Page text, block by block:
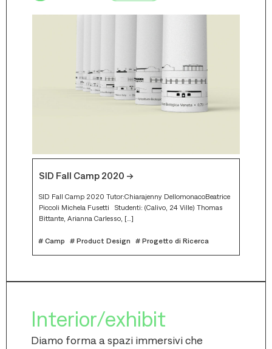
SID Fall Camp 2020 -->
SID Fall Camp 2020 Tutor:Chiarajenny DellomonacoBeatrice
Piccoli Michela Fusetti Studenti: (Calivo, 24 Ville) Thomas
Bittante, Arianna Carlesso, […]
# Camp # Product Design # Progetto di Ricerca
Interior/exhibit
Diamo forma a spazi immersivi che